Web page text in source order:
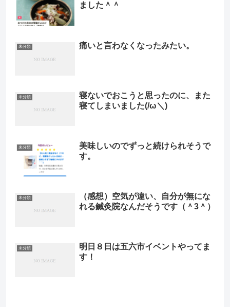
ました＾＾
未分類 痛いと言わなくなったみたい。
未分類
寝ないでおこうと思ったのに、また
寝てしまいました(/ω＼)
未分類
美味しいのでずっと続けられそうで
す。
未分類
（感想）空気が違い、自分が無にな
れる鍼灸院なんだそうです（＾3＾）
未分類
明日８日は五六市イベントやってま
す！